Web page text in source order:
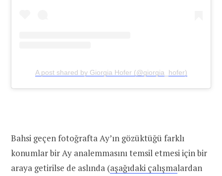
A post shared by Giorgia Hofer (@giorgia_hofer)
Bahsi geçen fotoğrafta Ay’ın gözüktüğü farklı
konumlar bir Ay analemmasını temsil etmesi için bir
araya getirilse de aslında (aşağıdaki çalışmalardan